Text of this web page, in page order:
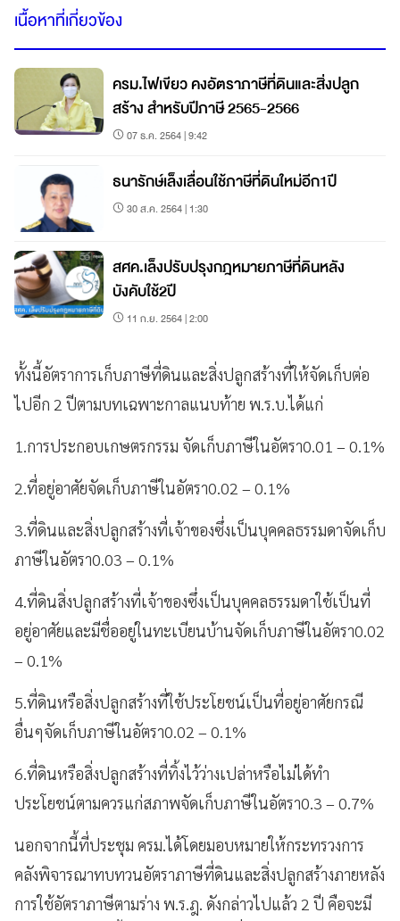
เนื้อหาที่เกี่ยวข้อง
ครม.ไฟเขียว คงอัตราภาษีที่ดินและสิ่งปลูก
สร้าง สำหรับปีภาษี 2565-2566
07 ธ.ค. 2564 | 9:42
ธนารักษ์เล็งเลื่อนใช้ภาษีที่ดินใหม่อีก1ปี
30 ส.ค. 2564 | 1:30
สศค.เล็งปรับปรุงกฎหมายภาษีที่ดินหลัง
บังคับใช้2ปี
11 ก.ย. 2564 | 2:00
ทั้งนี้อัตราการเก็บภาษีที่ดินและสิ่งปลูกสร้างที่ให้จัดเก็บต่อ
ไปอีก 2 ปีตามบทเฉพาะกาลแนบท้าย พ.ร.บ.ได้แก่
1.การประกอบเกษตรกรรม จัดเก็บภาษีในอัตรา0.01 – 0.1%
2.ที่อยู่อาศัยจัดเก็บภาษีในอัตรา0.02 – 0.1%
3.ที่ดินและสิ่งปลูกสร้างที่เจ้าของซึ่งเป็นบุคคลธรรมดาจัดเก็บ
ภาษีในอัตรา0.03 – 0.1%
4.ที่ดินสิ่งปลูกสร้างที่เจ้าของซึ่งเป็นบุคคลธรรมดาใช้เป็นที่
อยู่อาศัยและมีชื่ออยู่ในทะเบียนบ้านจัดเก็บภาษีในอัตรา0.02
– 0.1%
5.ที่ดินหรือสิ่งปลูกสร้างที่ใช้ประโยชน์เป็นที่อยู่อาศัยกรณี
อื่นๆจัดเก็บภาษีในอัตรา0.02 – 0.1%
6.ที่ดินหรือสิ่งปลูกสร้างที่ทิ้งไว้ว่างเปล่าหรือไม่ได้ทำ
ประโยชน์ตามควรแก่สภาพจัดเก็บภาษีในอัตรา0.3 – 0.7%
นอกจากนี้ที่ประชุม ครม.ได้โดยมอบหมายให้กระทรวงการ
คลังพิจารณาทบทวนอัตราภาษีที่ดินและสิ่งปลูกสร้างภายหลัง
การใช้อัตราภาษีตามร่าง พ.ร.ฎ. ดังกล่าวไปแล้ว 2 ปี คือจะมี